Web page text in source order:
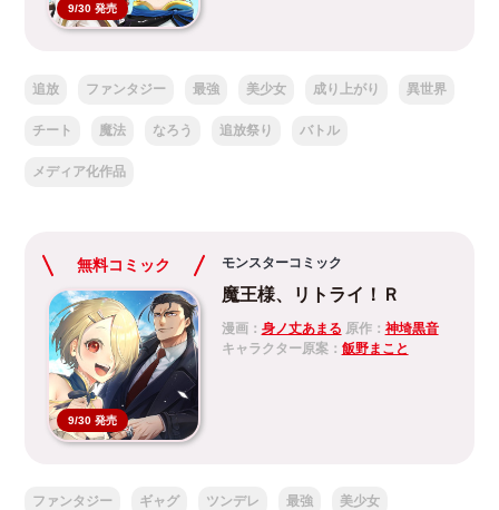
9/30 発売
追放 ファンタジー 最強 美少女 成り上がり 異世界
チート 魔法 なろう 追放祭り バトル
メディア化作品
無料コミック
9/30 発売
モンスターコミック
魔王様、リトライ！Ｒ
漫画： 身ノ丈あまる 原作： 神埼黒音
キャラクター原案： 飯野まこと
ファンタジー ギャグ ツンデレ 最強 美少女